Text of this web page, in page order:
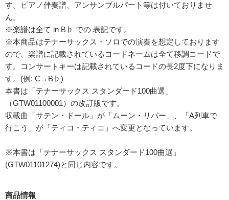
す。ピアノ伴奏譜、アンサンブルパート等は付いておりませ
ん。
※楽譜は全て in B♭ での 表記です。
※本商品はテナーサックス・ソロでの演奏を想定しております
ので、楽譜に記載されているコードネームは全て移調コードで
す。コンサートキーは記載されているコードの長2度下になりま
す。(例: C→B♭)
本書は「テナーサックス スタンダード100曲選」
（GTW01100001）の改訂版です。
収載曲「サテン・ドール」が「ムーン・リバー」、「A列車で
行こう」が「ティコ・ティコ」へ変更となっています。
※本書は「テナーサックス スタンダード100曲選」
(GTW01101274)と同じ内容です。
商品情報